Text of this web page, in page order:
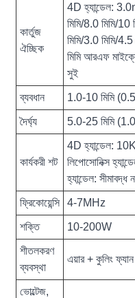
কার্তুজ
ঐচ্ছিক
4D হ্যান্ডেল:
মিমি/8.0 মিমি/10
মিমি/3.0 মিমি/4.5
মিমি আরএফ
সুই
ব্যবধান 1.0-10 মিমি (0.5
দৈর্ঘ্য 5.0-25 মিমি (1.0
কার্যকরী শট
4D হ্যান্ডেল:
লিপোসোনিক্স
হ্যান্ডেল: সীমাবদ্ধ
ফ্রিকোয়েন্সি 4-7MHz
শক্তি 10-200W
শীতলকরণ
ব্যবস্থা
এয়ার + কুলিং ফ্যান
ভোল্টেজ,